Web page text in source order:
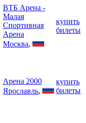
ВТБ Арена -
Малая
Спортивная
Арена
Москва,
купить
билеты
Арена 2000
Ярославль,
купить
билеты